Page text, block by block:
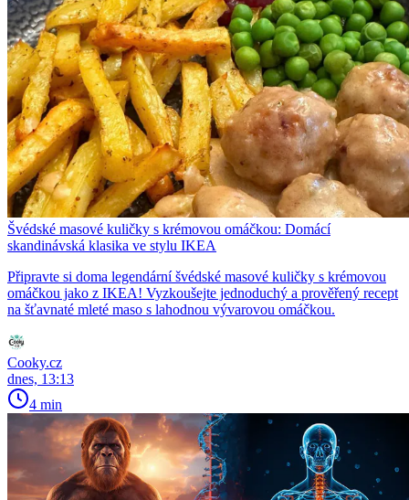
Švédské masové kuličky s krémovou omáčkou: Domácí
skandinávská klasika ve stylu IKEA
Připravte si doma legendární švédské masové kuličky s krémovou
omáčkou jako z IKEA! Vyzkoušejte jednoduchý a prověřený recept
na šťavnaté mleté maso s lahodnou vývarovou omáčkou.
Cooky.cz
dnes, 13:13
4 min